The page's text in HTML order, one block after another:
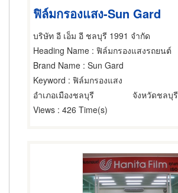
ฟิล์มกรองแสง-Sun Gard
บริษัท อี เอ็ม อี ชลบุรี 1991 จำกัด
Heading Name : ฟิล์มกรองแสงรถยนต์
Brand Name : Sun Gard
Keyword : ฟิล์มกรองแสง
อำเภอเมืองชลบุรี
จังหวัดชลบุรี
Views : 426 Time(s)